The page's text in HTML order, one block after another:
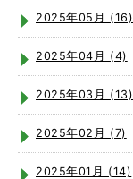
2025年05月 (16)
2025年04月 (4)
2025年03月 (13)
2025年02月 (7)
2025年01月 (14)